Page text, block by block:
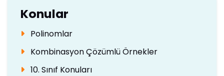
Konular
Polinomlar
Kombinasyon Çözümlü Örnekler
10. Sınıf Konuları